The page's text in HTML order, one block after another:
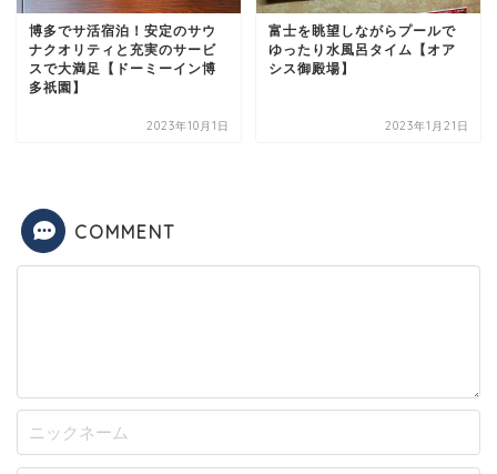
博多でサ活宿泊！安定のサウ
ナクオリティと充実のサービ
スで大満足【ドーミーイン博
多祇園】
2023年10月1日
富士を眺望しながらプールで
ゆったり水風呂タイム【オア
シス御殿場】
2023年1月21日
COMMENT